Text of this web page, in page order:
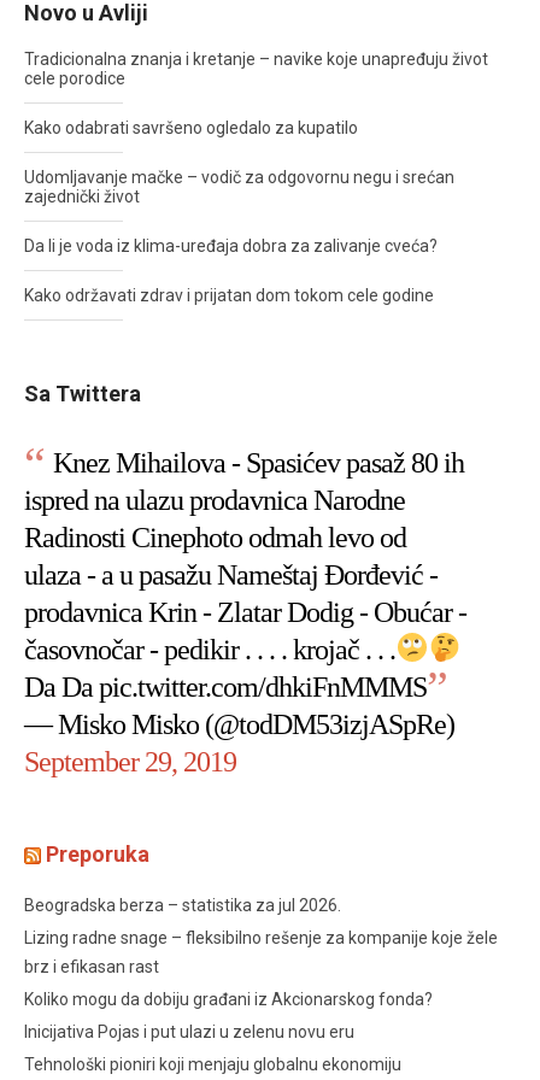
Novo u Avliji
Tradicionalna znanja i kretanje – navike koje unapređuju život
cele porodice
Kako odabrati savršeno ogledalo za kupatilo
Udomljavanje mačke – vodič za odgovornu negu i srećan
zajednički život
Da li je voda iz klima-uređaja dobra za zalivanje cveća?
Kako održavati zdrav i prijatan dom tokom cele godine
Sa Twittera
Knez Mihailova - Spasićev pasaž 80 ih
ispred na ulazu prodavnica Narodne
Radinosti Cinephoto odmah levo od
ulaza - a u pasažu Nameštaj Đorđević -
prodavnica Krin - Zlatar Dodig - Obućar -
časovnočar - pedikir . . . . krojač . . .
Da Da pic.twitter.com/dhkiFnMMMS
— Misko Misko (@todDM53izjASpRe)
September 29, 2019
Preporuka
Beogradska berza – statistika za jul 2026.
Lizing radne snage – fleksibilno rešenje za kompanije koje žele
brz i efikasan rast
Koliko mogu da dobiju građani iz Akcionarskog fonda?
Inicijativa Pojas i put ulazi u zelenu novu eru
Tehnološki pioniri koji menjaju globalnu ekonomiju